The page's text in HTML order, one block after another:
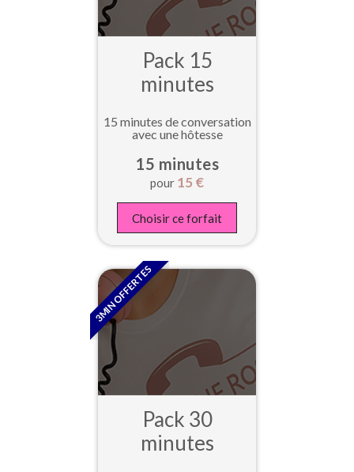
Pack 15
minutes
15 minutes de conversation
avec une hôtesse
15 minutes
pour 15 €
Choisir ce forfait
3MIN OFFERTES
Pack 30
minutes